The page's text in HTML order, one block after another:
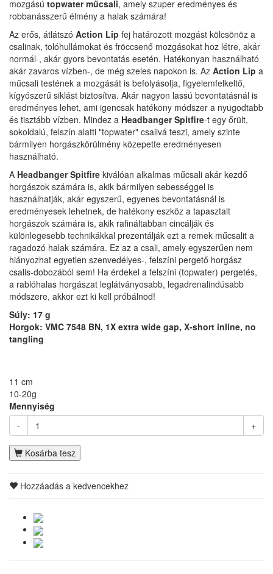
mozgású topwater műcsali, amely szuper eredményes és
robbanásszerű élmény a halak számára!
Az erős, átlátszó Action Lip fej határozott mozgást kölcsönöz a
csalinak, tolóhullámokat és fröccsenő mozgásokat hoz létre, akár
normál-, akár gyors bevontatás esetén. Hatékonyan használható
akár zavaros vízben-, de még szeles napokon is. Az Action Lip a
műcsali testének a mozgását is befolyásolja, figyelemfelkeltő,
kígyószerű siklást biztosítva. Akár nagyon lassú bevontatásnál is
eredményes lehet, ami igencsak hatékony módszer a nyugodtabb
és tisztább vízben. Mindez a Headbanger Spitfire-t egy őrült,
sokoldalú, felszín alatti "topwater" csalivá teszi, amely szinte
bármilyen horgászkörülmény közepette eredményesen
használható.
A Headbanger Spitfire kiválóan alkalmas műcsali akár kezdő
horgászok számára is, akik bármilyen sebességgel is
használhatják, akár egyszerű, egyenes bevontatásnál is
eredményesek lehetnek, de hatékony eszköz a tapasztalt
horgászok számára is, akik rafináltabban cincálják és
különlegesebb technikákkal prezentálják ezt a remek műcsalit a
ragadozó halak számára. Ez az a csali, amely egyszerűen nem
hiányozhat egyetlen szenvedélyes-, felszíni pergető horgász
csalis-dobozából sem! Ha érdekel a felszíni (topwater) pergetés,
a rablóhalas horgászat leglátványosabb, legadrenalindúsabb
módszere, akkor ezt ki kell próbálnod!
Súly: 17 g
Horgok: VMC 7548 BN, 1X extra wide gap, X-short inline, no
tangling
11 cm
10-20g
Mennyiség
-
+
Kosárba tesz
Hozzáadás a kedvencekhez